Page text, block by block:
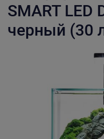
SMART LED
черный (30